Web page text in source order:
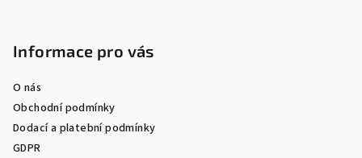
Informace pro vás
O nás
Obchodní podmínky
Dodací a platební podmínky
GDPR